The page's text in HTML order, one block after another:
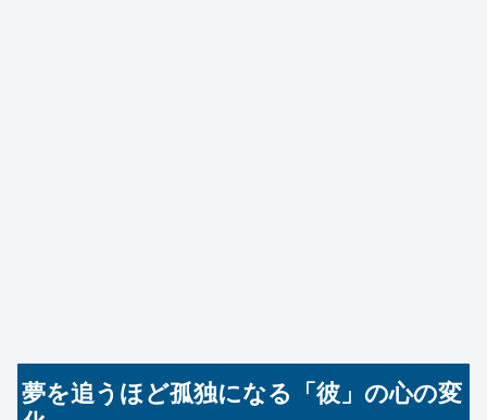
夢を追うほど孤独になる「彼」の心の変